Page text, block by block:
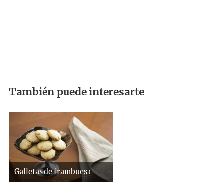
También puede interesarte
Galletas de frambuesa